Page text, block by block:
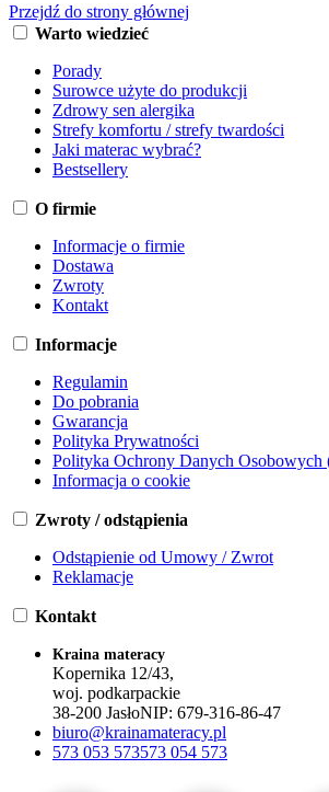
Przejdź do strony głównej
Warto wiedzieć
Porady
Surowce użyte do produkcji
Zdrowy sen alergika
Strefy komfortu / strefy twardości
Jaki materac wybrać?
Bestsellery
O firmie
Informacje o firmie
Dostawa
Zwroty
Kontakt
Informacje
Regulamin
Do pobrania
Gwarancja
Polityka Prywatności
Polityka Ochrony Danych
Informacja o cookie
Zwroty / odstąpienia
Odstąpienie od Umowy / Zwrot
Reklamacje
Kontakt
Kraina materacy
Kopernika 12/43,
woj. podkarpackie
38-200 JasłoNIP: 679-316-86-47
biuro@krainamateracy.pl
573 053 573573 054 573